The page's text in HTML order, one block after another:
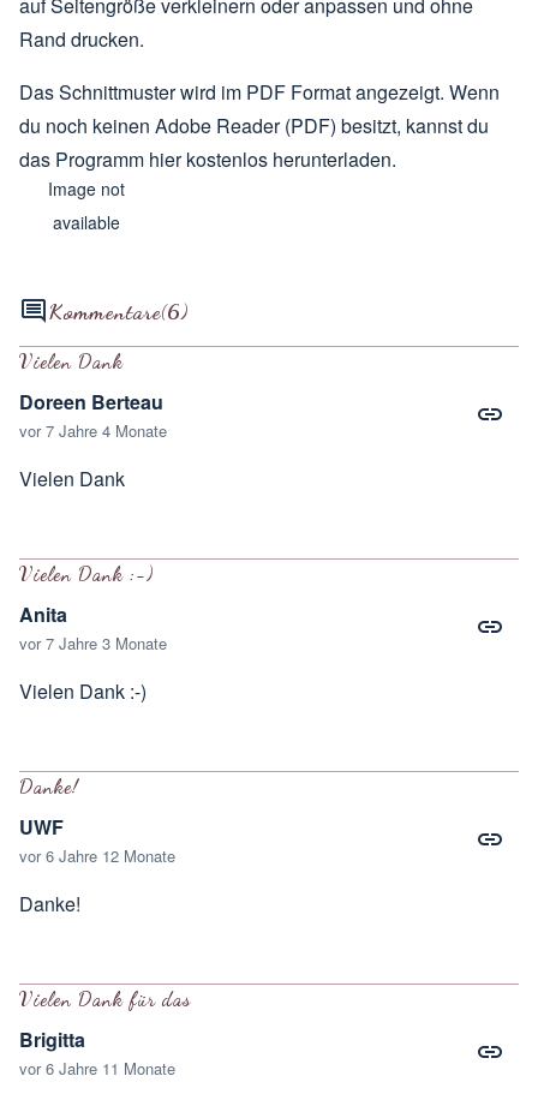
Rand drucken.
Das Schnittmuster wird im PDF Format angezeigt. Wenn
du noch keinen Adobe Reader (PDF) besitzt, kannst du
das Programm hier kostenlos herunterladen.
Image not
available
Kommentare(6)
Vielen Dank
Doreen Berteau
vor 7 Jahre 4 Monate
Vielen Dank
Vielen Dank :-)
Anita
vor 7 Jahre 3 Monate
Vielen Dank :-)
Danke!
UWF
vor 6 Jahre 12 Monate
Danke!
Vielen Dank für das
Brigitta
vor 6 Jahre 11 Monate